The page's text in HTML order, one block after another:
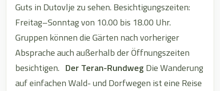
Guts in Dutovlje zu sehen. Besichtigungszeiten:
Freitag–Sonntag von 10.00 bis 18.00 Uhr.
Gruppen können die Gärten nach vorheriger
Absprache auch außerhalb der Öffnungszeiten
besichtigen. Der Teran-Rundweg Die Wanderung
auf einfachen Wald- und Dorfwegen ist eine Reise